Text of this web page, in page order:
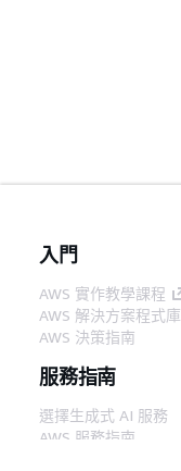
入門
AWS 實作教學課程
AWS 解決方案程式庫
AWS 決策指南
服務指南
選擇生成式 AI 服務
AWS 服務指南